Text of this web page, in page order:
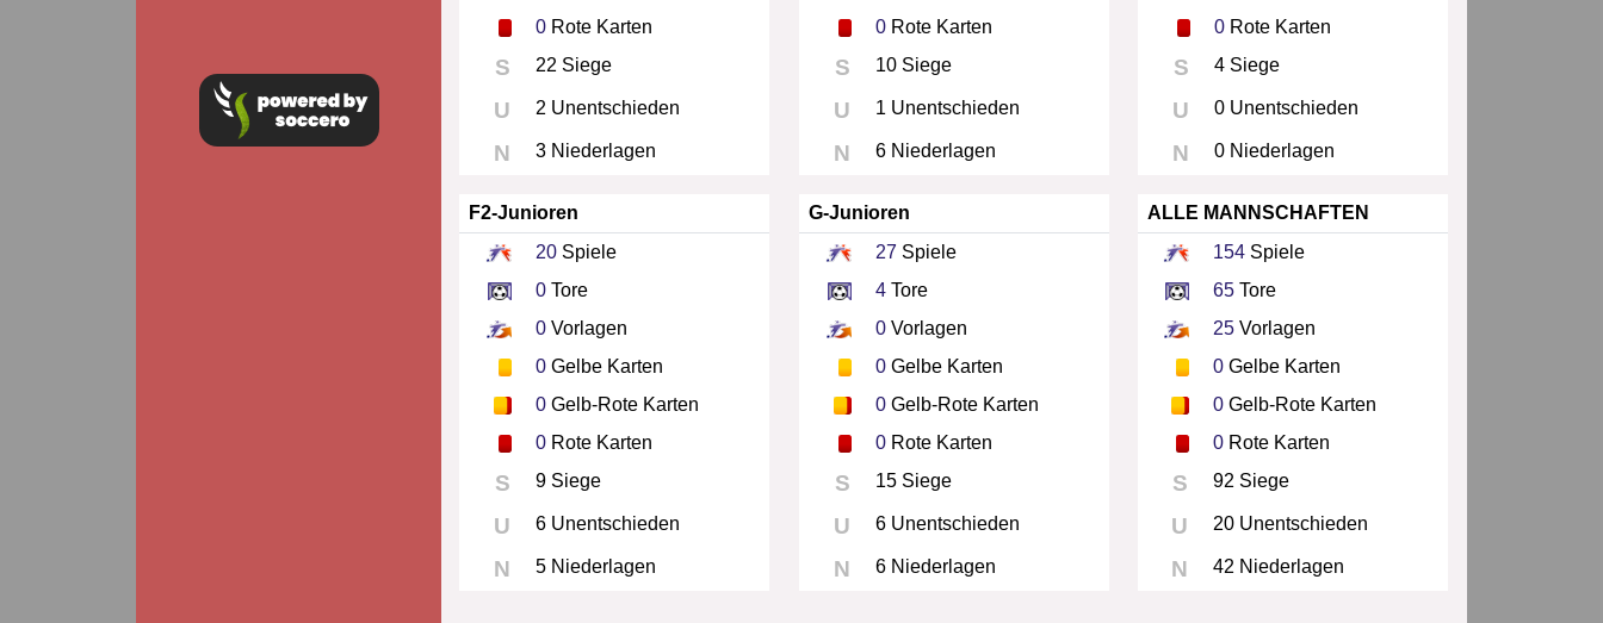
0 Rote Karten
S 22 Siege
U 2 Unentschieden
N 3 Niederlagen
0Rote Karten
S 10 Siege
U 1 Unentschieden
N 6 Niederlagen
0 Rote Karten
S 4 Siege
U 0 Unentschieden
N 0 Niederlagen
F2-Junioren
20 Spiele
0 Tore
0 Vorlagen
0 Gelbe Karten
0 Gelb-Rote Karten
0 Rote Karten
S 9 Siege
U 6 Unentschieden
N 5 Niederlagen
G-Junioren
27 Spiele
4Tore
0Vorlagen
0Gelbe Karten
0Gelb-Rote Karten
0Rote Karten
S 15 Siege
U 6 Unentschieden
N 6 Niederlagen
ALLE MANNSCHAFTEN
154 Spiele
65 Tore
25 Vorlagen
0 Gelbe Karten
0 Gelb-Rote Karten
0 Rote Karten
S 92 Siege
U 20 Unentschieden
N 42 Niederlagen